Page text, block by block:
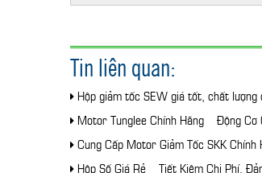
Tin liên quan:
Hộp giảm tốc SEW giá tốt, chất lượng
Motor Tunglee Chính Hãng – Động Cơ
Cung Cấp Motor Giảm Tốc SKK Chính
Hộp Số Giá Rẻ – Tiết Kiệm Chi Phí,